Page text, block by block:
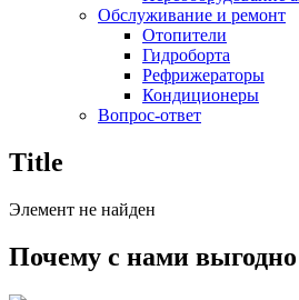
Обслуживание и ремонт
Отопители
Гидроборта
Рефрижераторы
Кондиционеры
Вопрос-ответ
Title
Элемент не найден
Почему с нами выгодно